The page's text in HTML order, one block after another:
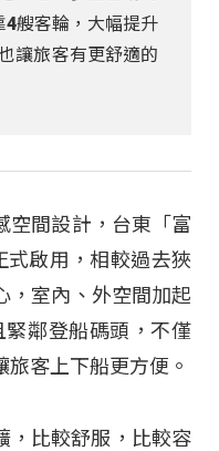
艘客輪，大幅提升
讓旅客有更舒適的
空間設計，台東「富
式啟用，相較過去狹
，室內、外空間加起
鄰登船碼頭，不僅
客上下船更方便。
，比較舒服，比較容